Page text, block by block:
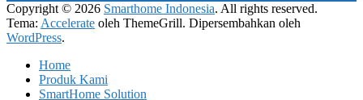
Copyright © 2026 Smarthome Indonesia. All rights reserved.
Tema: Accelerate oleh ThemeGrill. Dipersembahkan oleh
WordPress.
Home
Produk Kami
SmartHome Solution